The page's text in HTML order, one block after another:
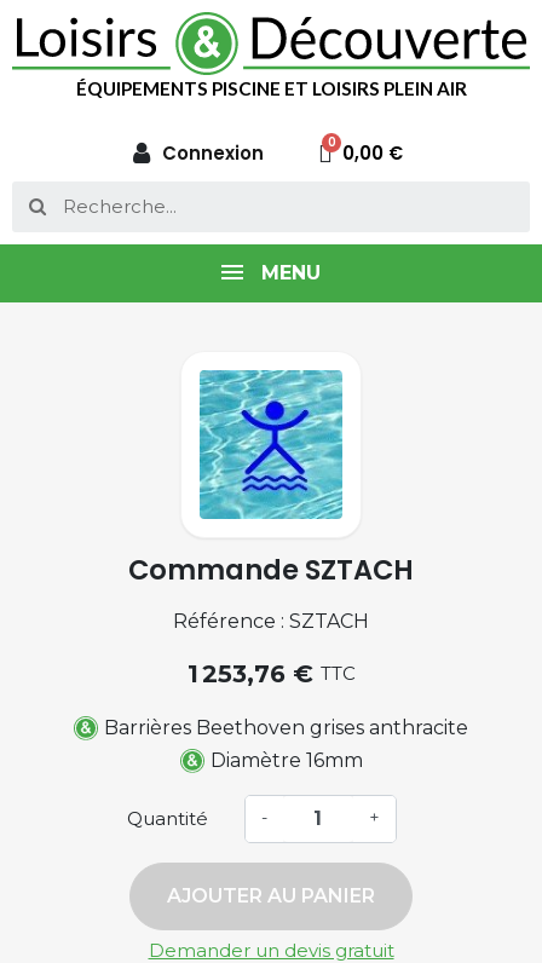
ÉQUIPEMENTS PISCINE ET LOISIRS PLEIN AIR
Connexion 0,00 €
MENU
Commande SZTACH
Référence : SZTACH
1 253,76 € TTC
Barrières Beethoven grises anthracite
Diamètre 16mm
Quantité - +
AJOUTER AU PANIER
Demander un devis gratuit